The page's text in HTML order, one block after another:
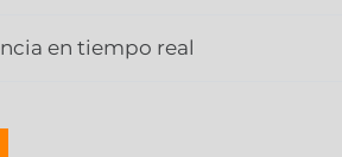
en tiempo real